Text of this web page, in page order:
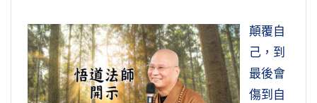
顛覆自
己，到
最後會
傷到自